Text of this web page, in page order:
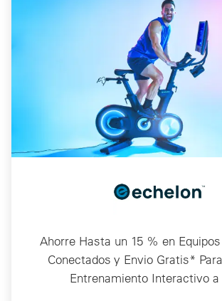
Ahorre Hasta un 15 % en
Conectados y Envio Gratis*
Entrenamiento Interactivo a